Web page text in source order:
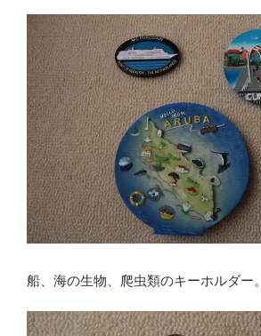
船、海の生物、爬虫類のキーホルダー。